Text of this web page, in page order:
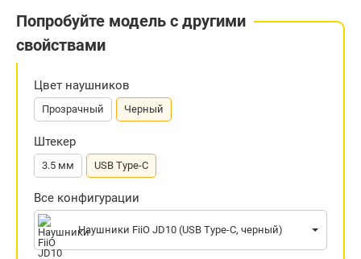
Попробуйте модель с другими
свойствами
Цвет наушников
Прозрачный Черный
Штекер
3.5 мм USB Type-C
Все конфигурации
Наушники FiiO JD10 (USB Type-C, черный)